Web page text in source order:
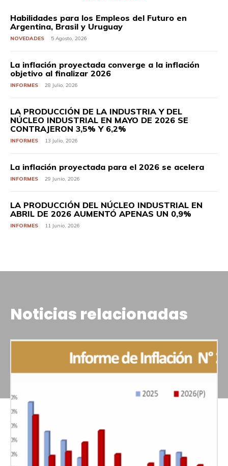
Habilidades para los Empleos del Futuro en
Argentina, Brasil y Uruguay
NOVEDADES 5 Agosto, 2026
La inflación proyectada converge a la inflación
objetivo al finalizar 2026
INFORMES 28 Julio, 2026
LA PRODUCCIÓN DE LA INDUSTRIA Y DEL
NÚCLEO INDUSTRIAL EN MAYO DE 2026 SE
CONTRAJERON 3,5% Y 6,2%
INFORMES 13 Julio, 2026
La inflación proyectada para el 2026 se acelera
INFORMES 29 Junio, 2026
LA PRODUCCIÓN DEL NÚCLEO INDUSTRIAL EN
ABRIL DE 2026 AUMENTÓ APENAS UN 0,9%
INFORMES 11 Junio, 2026
Noticias relacionadas